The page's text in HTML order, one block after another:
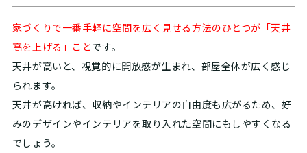
家づくりで一番手軽に空間を広く見せる方法のひとつが「天井
高を上げる」ことです。
天井が高いと、視覚的に開放感が生まれ、部屋全体が広く感じ
られます。
天井が高ければ、収納やインテリアの自由度も広がるため、好
みのデザインやインテリアを取り入れた空間にもしやすくなる
でしょう。